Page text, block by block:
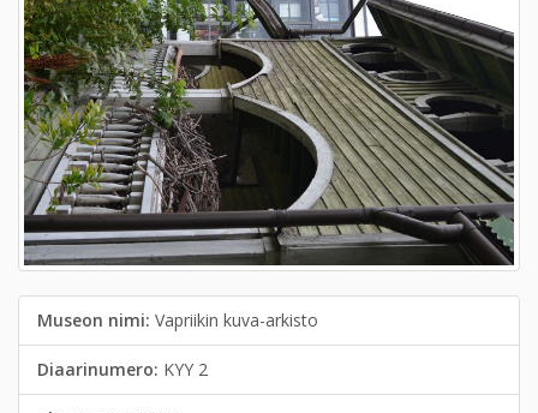
Museon nimi: Vapriikin kuva-arkisto
Diaarinumero: KYY 2